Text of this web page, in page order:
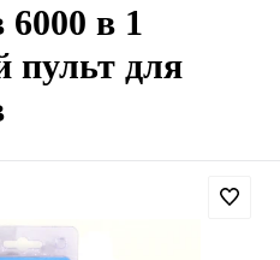
6000 в 1
пульт для